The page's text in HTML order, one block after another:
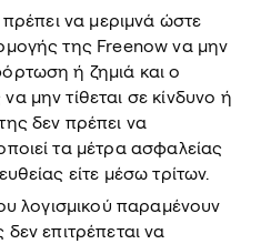
να μεριμνά ώστε
της Freenow να μην
ή ζημιά και ο
μην τίθεται σε κίνδυνο ή
δεν πρέπει να
τα μέτρα ασφαλείας
είτε μέσω τρίτων.
λογισμικού παραμένουν
επιτρέπεται να